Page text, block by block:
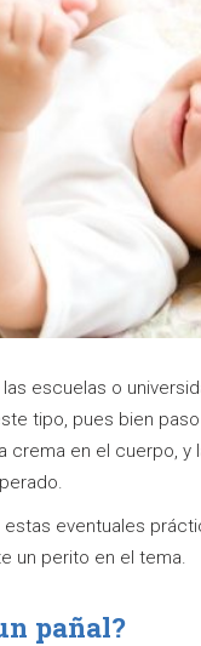
escuelas o
tipo, pues bien
crema en el cuerpo,
eventuales
un perito en el tema.
pañal?